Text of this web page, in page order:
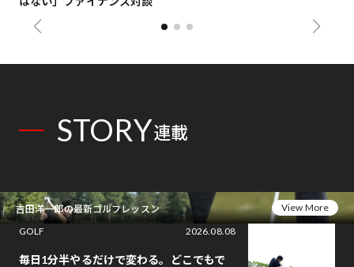
STORY連載
吉田洋一郎の最新ゴルフレッスン
View More
GOLF
2026.08.08
毎日1分半やるだけで変わる。どこでもで